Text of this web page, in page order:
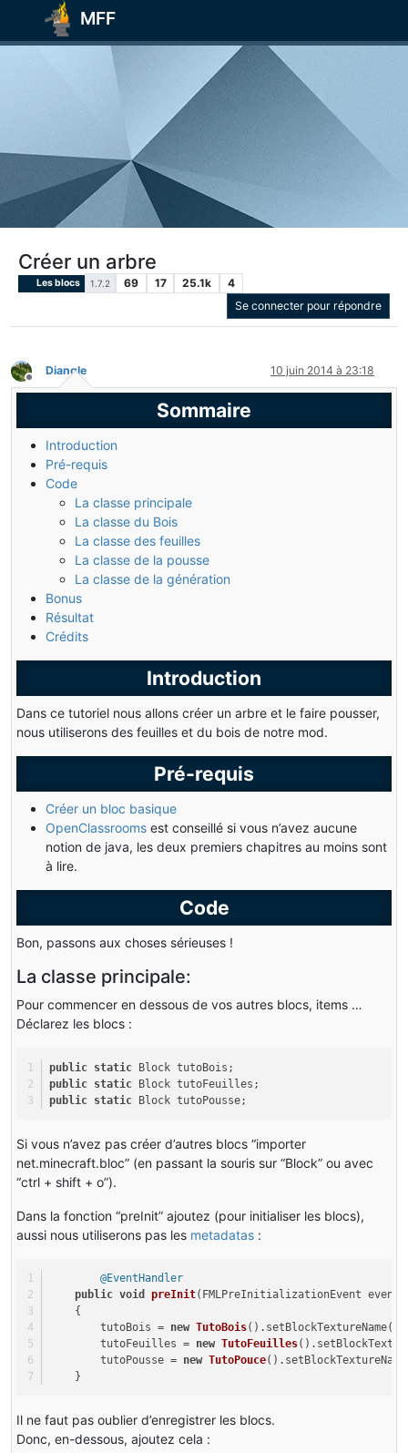
MFF
Créer un arbre
Les blocs 1.7.2 69 17 25.1k
4
Se connecter pour répondre
Hors-ligne
Diangle 10 juin 2014 à 23:18
Sommaire
Introduction
Pré-requis
Code
La classe principale
La classe du Bois
La classe des feuilles
La classe de la pousse
La classe de la génération
Bonus
Résultat
Crédits
Introduction
Dans ce tutoriel nous allons créer un arbre et le faire pousser,
nous utiliserons des feuilles et du bois de notre mod.
Pré-requis
Créer un bloc basique
OpenClassrooms est conseillé si vous n’avez aucune
notion de java, les deux premiers chapitres au moins sont
à lire.
Code
Bon, passons aux choses sérieuses !
La classe principale:
Pour commencer en dessous de vos autres blocs, items …
Déclarez les blocs :
public static Block tutoBois;
public static Block tutoFeuilles;
public static Block tutoPousse;
Si vous n’avez pas créer d’autres blocs “importer
net.minecraft.bloc” (en passant la souris sur “Block” ou avec
“ctrl + shift + o”).
Dans la fonction “preInit” ajoutez (pour initialiser les blocs),
aussi nous utiliserons pas les metadatas :
@EventHandler
public void preInit(FMLPreInitializationEvent event)
    {
        tutoBois =
new TutoBois().setBlockTextureName(
        tutoFeuilles =
new TutoFeuilles
        tutoPousse =
new TutoPouce
    }
Il ne faut pas oublier d’enregistrer les blocs.
Donc, en-dessous, ajoutez cela :